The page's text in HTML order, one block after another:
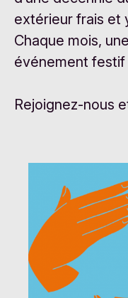
extérieur frais et
Chaque mois,
événement festif
Rejoignez-nous